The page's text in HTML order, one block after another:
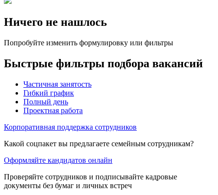
Ничего не нашлось
Попробуйте изменить формулировку или фильтры
Быстрые фильтры подбора вакансий
Частичная занятость
Гибкий график
Полный день
Проектная работа
Корпоративная поддержка сотрудников
Какой соцпакет вы предлагаете семейным сотрудникам?
Оформляйте кандидатов онлайн
Проверяйте сотрудников и подписывайте кадровые
документы без бумаг и личных встреч